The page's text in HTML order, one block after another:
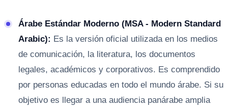
Árabe Estándar Moderno (MSA - Modern Standard
Arabic): Es la versión oficial utilizada en los medios
de comunicación, la literatura, los documentos
legales, académicos y corporativos. Es comprendido
por personas educadas en todo el mundo árabe. Si su
objetivo es llegar a una audiencia panárabe amplia